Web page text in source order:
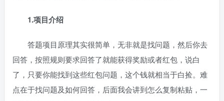
1.项目介绍
答题项目原理其实很简单，无非就是找问题，然后你去
回答，按照规则要求回答了就能获得奖励或者红包，说白
了，只要你能找到这些红包问题，这个钱就相当于白捡。难
点在于找问题及如何回答，后面我会讲到怎么复制粘贴，一